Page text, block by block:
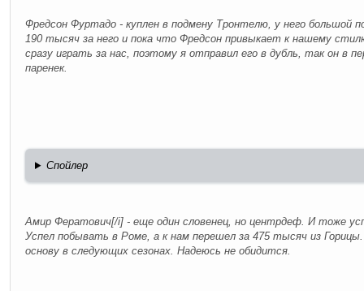
Фредсон Фуртадо - куплен в подмену Тронтелю, у него большой
190 тысяч за него и пока что Фредсон привыкает к нашему
сразу играть за нас, поэтому я отправил его в дубль, так он в
паренек.
Спойлер
Амир Фератович[/i] - еще один словенец, но центрдеф. И тоже
Успел побывать в Роме, а к нам перешел за 475 тысяч из
основу в следующих сезонах. Надеюсь не обидится.